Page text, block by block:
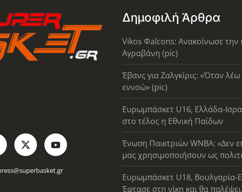
Δημοφιλή Άρθρα
Vikos Φalcons: Ανακοίνωσε
Αγραβάνη (pic)
Έβανς για Ζαλγκίρις: «Όταν λέω
εννοώ» (pic)
Ευρωμπάσκετ U16, Ελλάδα-
στο τέλος η Εθνική Παίδων
Ένωση Παικτριών WNBA: «Δεν
μας χρησιμοποιήσουν ως
Ευρωμπάσκετ U18, Βουλγαρία-
Έφτασε στη νίκη και θα